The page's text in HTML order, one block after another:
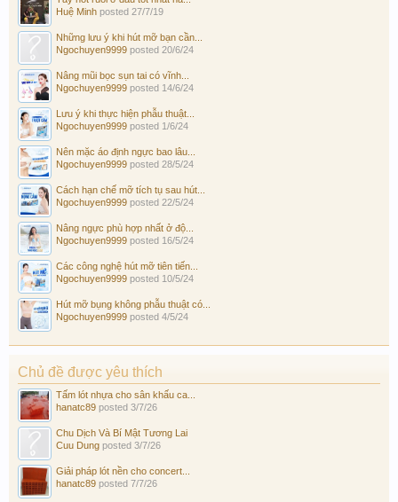
Huệ Minh posted 27/7/19
Những lưu ý khi hút mỡ bạn cần...
Ngochuyen9999 posted 20/6/24
Nâng mũi bọc sụn tai có vĩnh...
Ngochuyen9999 posted 14/6/24
Lưu ý khi thực hiện phẫu thuật...
Ngochuyen9999 posted 1/6/24
Nên mặc áo định ngực bao lâu...
Ngochuyen9999 posted 28/5/24
Cách hạn chế mỡ tích tụ sau hút...
Ngochuyen9999 posted 22/5/24
Nâng ngực phù hợp nhất ở độ...
Ngochuyen9999 posted 16/5/24
Các công nghệ hút mỡ tiên tiến...
Ngochuyen9999 posted 10/5/24
Hút mỡ bụng không phẫu thuật có...
Ngochuyen9999 posted 4/5/24
Chủ đề được yêu thích
Tấm lót nhựa cho sân khấu ca...
hanatc89 posted 3/7/26
Chu Dịch Và Bí Mật Tương Lai
Cuu Dung posted 3/7/26
Giải pháp lót nền cho concert...
hanatc89 posted 7/7/26